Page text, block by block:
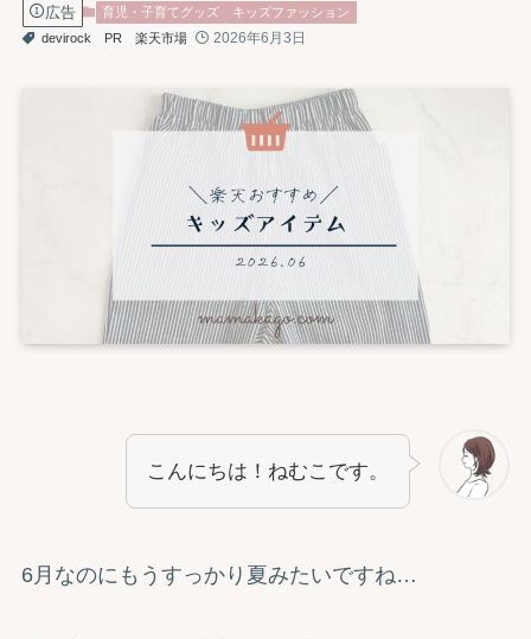
広告 育児・子育てグッズ
キッズファッション
devirock
PR 楽天市場 2026年6月3日
こんにちは！ねむこです。
6月なのにもうすっかり夏みたいですね…